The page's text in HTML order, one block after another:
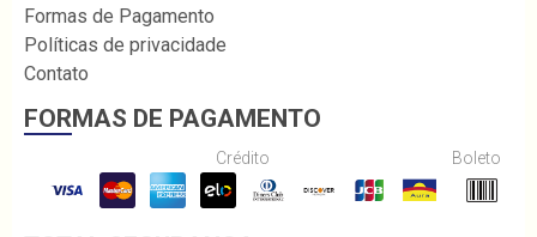
Formas de Pagamento
Políticas de privacidade
Contato
FORMAS DE PAGAMENTO
Crédito Boleto